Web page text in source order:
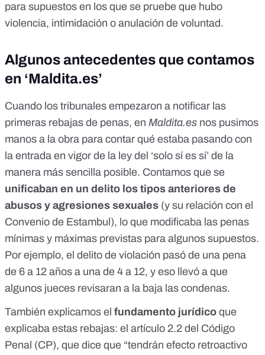
para supuestos en los que se pruebe que hubo
violencia, intimidación o anulación de voluntad.
Algunos antecedentes que contamos
en ‘Maldita.es’
Cuando los tribunales empezaron a notificar las
primeras rebajas de penas, en Maldita.es nos pusimos
manos a la obra para contar qué estaba pasando con
la entrada en vigor de la ley del ‘solo sí es sí’ de la
manera más sencilla posible. Contamos que se
unificaban en un delito los tipos anteriores de
abusos y agresiones sexuales (y su relación con el
Convenio de Estambul), lo que modificaba las penas
mínimas y máximas previstas para algunos supuestos.
Por ejemplo, el delito de violación pasó de una pena
de 6 a 12 años a una de 4 a 12, y eso llevó a que
algunos jueces revisaran a la baja las condenas.
También explicamos el fundamento jurídico que
explicaba estas rebajas: el artículo 2.2 del Código
Penal (CP), que dice que “tendrán efecto retroactivo